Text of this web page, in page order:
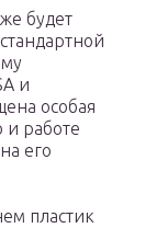
будет
и
особая
и работе
его
пластик